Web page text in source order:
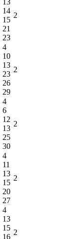
14
15
21
23
2
4
10
13
23
26
29
2
4
6
12
13
25
30
2
4
11
13
15
20
27
2
4
13
15
16
2